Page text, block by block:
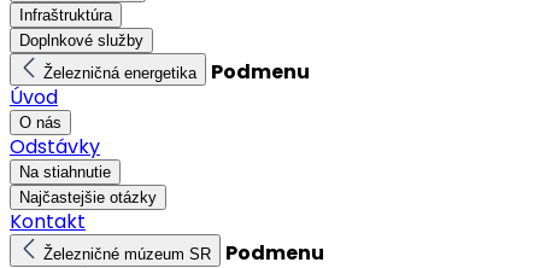
Infraštruktúra
Doplnkové služby
Železničná energetika
Podmenu
Úvod
O nás
Odstávky
Na stiahnutie
Najčastejšie otázky
Kontakt
Železničné múzeum SR
Podmenu